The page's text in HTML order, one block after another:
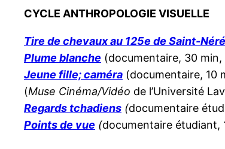
CYCLE ANTHROPOLOGIE VISUELLE
Tire de chevaux au 125e de Saint-
Plume blanche (documentaire, 30 min,
Jeune fille; caméra (documentaire, 10
(Muse Cinéma/Vidéo de l’Université
Regards tchadiens (documentaire
Points de vue (documentaire étudiant,